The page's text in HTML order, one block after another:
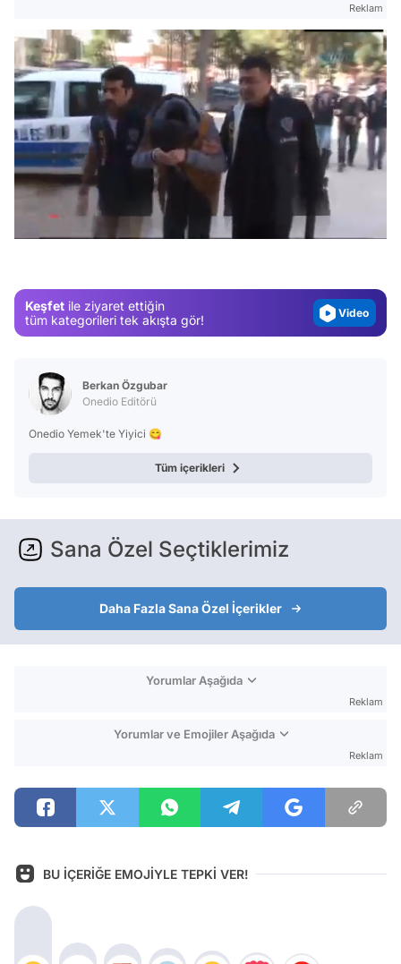
Reklam
/
Keşfet ile ziyaret ettiğin
tüm kategorileri tek akışta gör!
Video
Berkan Özgubar
Onedio Editörü
Onedio Yemek'te Yiyici 😋
Tüm içerikleri
Sana Özel Seçtiklerimiz
Daha Fazla Sana Özel İçerikler
Yorumlar Aşağıda
Reklam
Yorumlar ve Emojiler Aşağıda
Reklam
BU İÇERİĞE EMOJİYLE TEPKİ VER!